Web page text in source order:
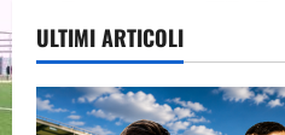
ULTIMI ARTICOLI